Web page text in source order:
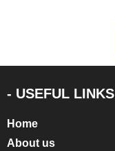
- USEFUL LINKS
Home
About us